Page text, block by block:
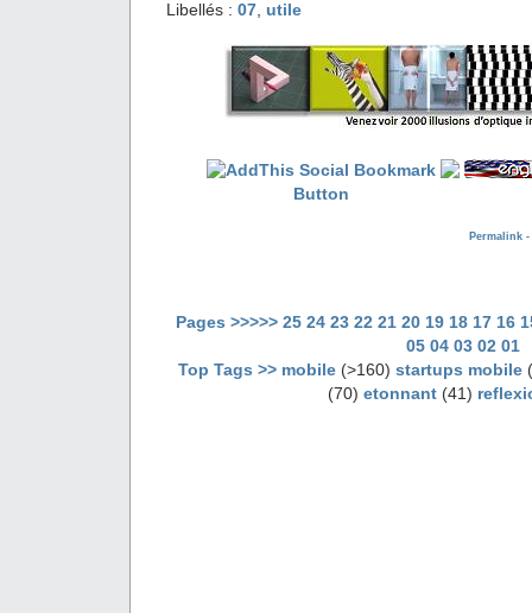
Libellés : 07, utile
Permalink -
Pages >>>>> 25 24 23 22 21 20 19 18 17 16
05 04 03 02 01
Top Tags >> mobile(>160) startups mobile
(70) etonnant (41)